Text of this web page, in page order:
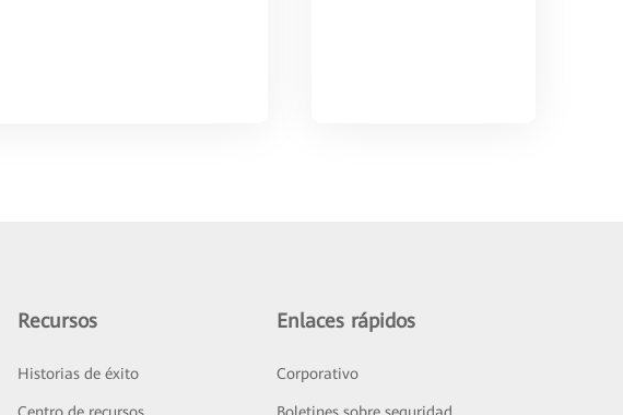
Recursos
Historias de éxito
Enlaces rápidos
Corporativo